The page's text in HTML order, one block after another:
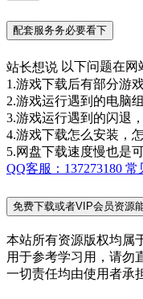
配套服务务必要看下
站长想说 以下问题在网
1.游戏下载后有部分游
2.游戏运行遇到的电脑
3.游戏运行遇到的闪退
4.游戏下载怎么安装，
5.网盘下载速度慢也是
QQ客服：137273180 常
免费下载或者VIP会员资源
本站所有资源版权均属
用于参考学习用，请勿
一切责任均由使用者承